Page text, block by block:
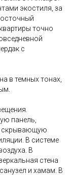
экостиля, за
точно
с
в темных тонах,
панель,
скрывающую
В системе
В
стена
и хамам. В